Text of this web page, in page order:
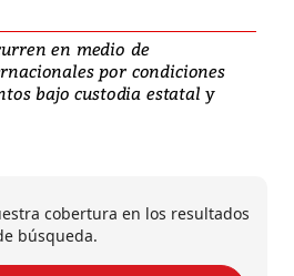
en medio de
por condiciones
bajo custodia estatal y
cobertura en los resultados
búsqueda.